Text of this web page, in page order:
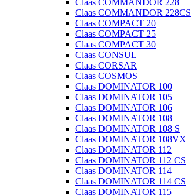
Claas COMMANDOR 228
Claas COMMANDOR 228CS
Claas COMPACT 20
Claas COMPACT 25
Claas COMPACT 30
Claas CONSUL
Claas CORSAR
Claas COSMOS
Claas DOMINATOR 100
Claas DOMINATOR 105
Claas DOMINATOR 106
Claas DOMINATOR 108
Claas DOMINATOR 108 S
Claas DOMINATOR 108VX
Claas DOMINATOR 112
Claas DOMINATOR 112 CS
Claas DOMINATOR 114
Claas DOMINATOR 114 CS
Claas DOMINATOR 115